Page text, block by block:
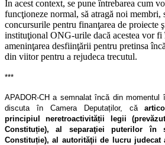
În acest context, se pune întrebarea cum
funcţioneze normal, să atragă noi membri,
concursurile pentru finanţarea de proiecte
instituţional ONG-urile dacă acestea vor fi
ameninţarea desfiinţării pentru pretinsa
din viitor pentru a rejudeca trecutul.
***
APADOR-CH a semnalat încă din
discuta în Camera Deputaților, că
principiul neretroactivității legii
Constituție), al separaţiei puterilor
Constituție), al autorităţii de lucru judecat